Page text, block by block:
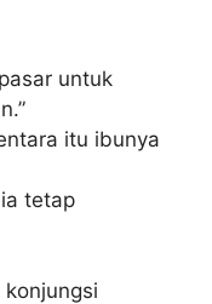
untuk
itu ibunya
tetap